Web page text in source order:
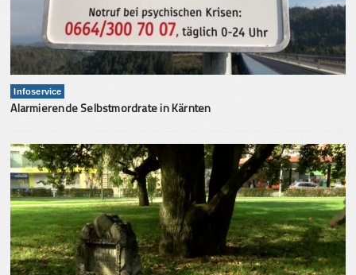
Infoservice
Alarmierende Selbstmordrate in Kärnten